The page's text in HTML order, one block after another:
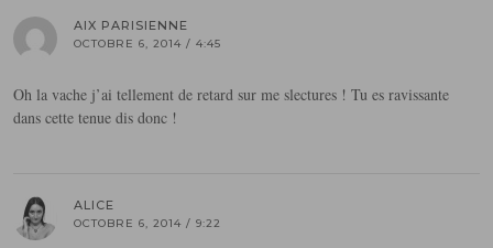
AIX PARISIENNE
OCTOBRE 6, 2014 / 4:45
Oh la vache j’ai tellement de retard sur me slectures ! Tu es ravissante
dans cette tenue dis donc !
ALICE
OCTOBRE 6, 2014 / 9:22